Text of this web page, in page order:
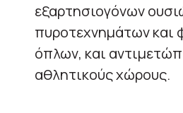
εξαρτησιογόνων
πυροτεχνημάτων και
όπλων, και
αθλητικούς χώρους.